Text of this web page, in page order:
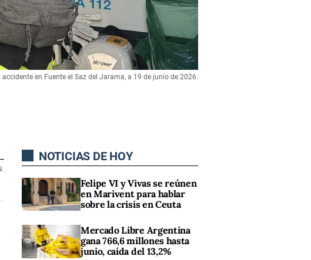
en Fuente el Saz del Jarama, a 19 de junio de 2026.
NOTICIAS DE HOY
Felipe VI y Vivas se reúnen
en Marivent para hablar
sobre la crisis en Ceuta
Mercado Libre Argentina
gana 766,6 millones hasta
junio, caída del 13,2%